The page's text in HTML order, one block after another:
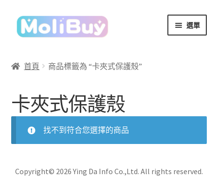
跳
至
列
跳
至
內
選單
首頁 商品標籤為 “卡夾式保護殼”
卡夾式保護殼
找不到符合您選擇的商品
Copyright© 2026 Ying Da Info Co.,Ltd. All rights reserved.